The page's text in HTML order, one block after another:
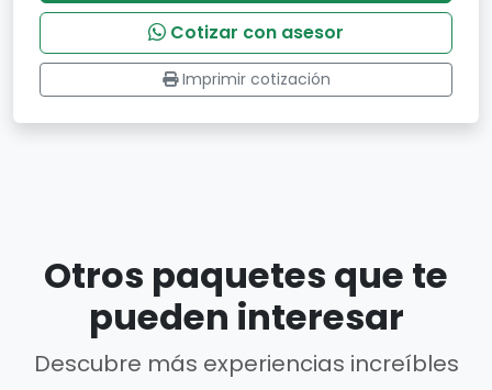
Cotizar con asesor
Imprimir cotización
Otros paquetes que te
pueden interesar
Descubre más experiencias increíbles